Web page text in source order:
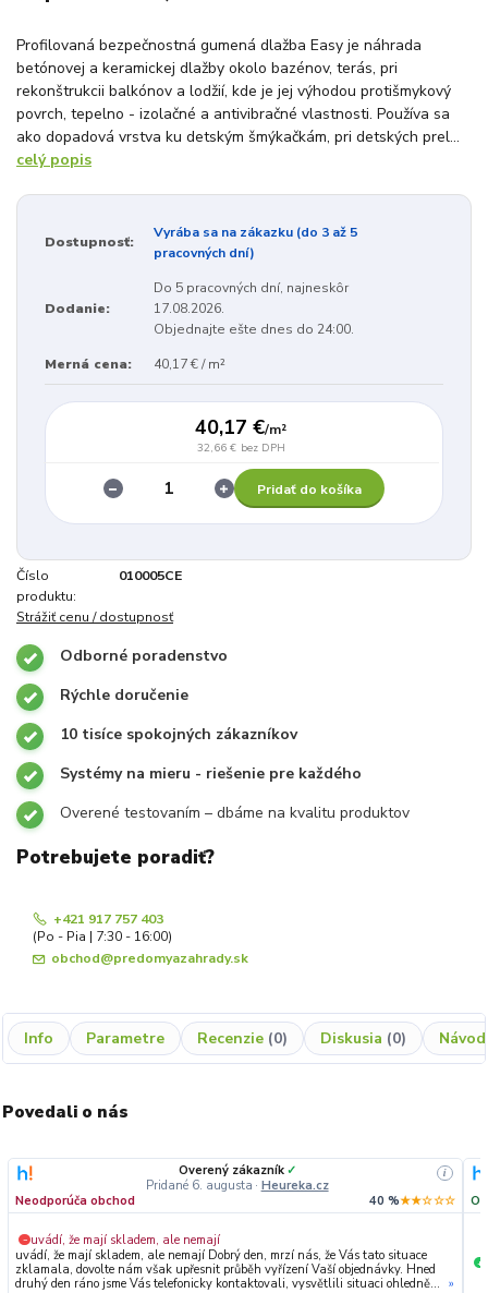
Profilovaná bezpečnostná gumená dlažba Easy je náhrada
betónovej a keramickej dlažby okolo bazénov, terás, pri
rekonštrukcii balkónov a lodžií, kde je jej výhodou protišmykový
povrch, tepelno - izolačné a antivibračné vlastnosti. Používa sa
ako dopadová vrstva ku detským šmýkačkám, pri detských prel...
celý popis
Dostupnosť:
Vyrába sa na zákazku (do 3 až 5
pracovných dní)
Dodanie:
Do 5 pracovných dní, najneskôr
17.08.2026.
Objednajte ešte dnes do 24:00.
Merná cena: 40,17 € / m²
40,17 €/m²
32,66 € bez DPH
Pridať do košíka
Číslo
produktu:
010005CE
Strážiť cenu / dostupnosť
Odborné poradenstvo
Rýchle doručenie
10 tisíce spokojných zákazníkov
Systémy na mieru - riešenie pre každého
Overené testovaním – dbáme na kvalitu produktov
Potrebujete poradiť?
+421 917 757 403
(Po - Pia | 7:30 - 16:00)
obchod@predomyazahrady.sk
Info Parametre Recenzie 0 Diskusia 0
Povedali o nás
Overený zákazník ✓
Pridané 6. augusta · Heureka.cz
i
Neodporúča obchod 40 %★★☆☆☆
− uvádí, že mají skladem, ale nemají
uvádí, že mají skladem, ale nemají Dobrý den, mrzí nás, že Vás tato situace
zklamala, dovolte nám však upřesnit průběh vyřízení Vaší objednávky. Hned
druhý den ráno jsme Vás telefonicky kontaktovali, vysvětlili situaci ohledně
»
+